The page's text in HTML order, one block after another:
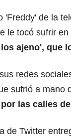
'Freddy' de la
le tocó sufrir
ajeno', que
redes
sufrió a mano
las calles
de Twitter